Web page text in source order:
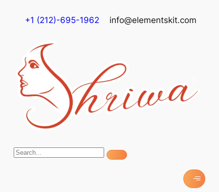
+1 (212)-695-1962 info@elementskit.com